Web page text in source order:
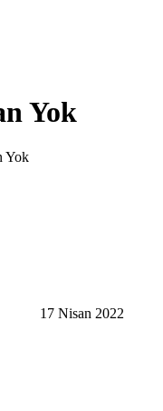
Yok
Yok
17 Nisan 2022